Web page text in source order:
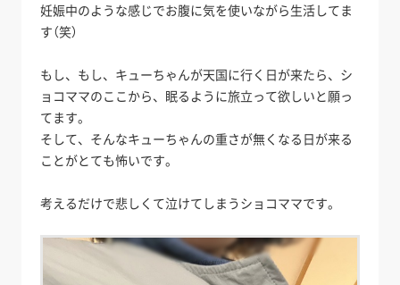
妊娠中のような感じでお腹に気を使いながら生活してま
す（笑）
もし、もし、キューちゃんが天国に行く日が来たら、シ
ョコママのここから、眠るように旅立って欲しいと願っ
てます。
そして、そんなキューちゃんの重さが無くなる日が来る
ことがとても怖いです。
考えるだけで悲しくて泣けてしまうショコママです。